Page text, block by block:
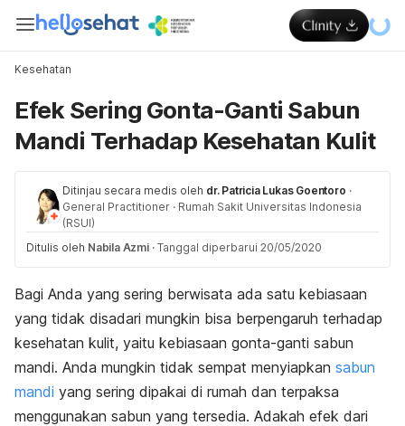
Kesehatan
Efek Sering Gonta-Ganti Sabun
Mandi Terhadap Kesehatan Kulit
Ditinjau secara medis oleh dr. Patricia Lukas Goentoro ·
General Practitioner · Rumah Sakit Universitas Indonesia
(RSUI)
Ditulis oleh Nabila Azmi · Tanggal diperbarui 20/05/2020
Bagi Anda yang sering berwisata ada satu kebiasaan
yang tidak disadari mungkin bisa berpengaruh terhadap
kesehatan kulit, yaitu kebiasaan gonta-ganti sabun
mandi. Anda mungkin tidak sempat menyiapkan sabun
mandi yang sering dipakai di rumah dan terpaksa
menggunakan sabun yang tersedia. Adakah efek dari